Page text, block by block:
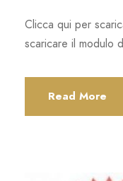
Clicca qui per
scaricare il modulo
Read More